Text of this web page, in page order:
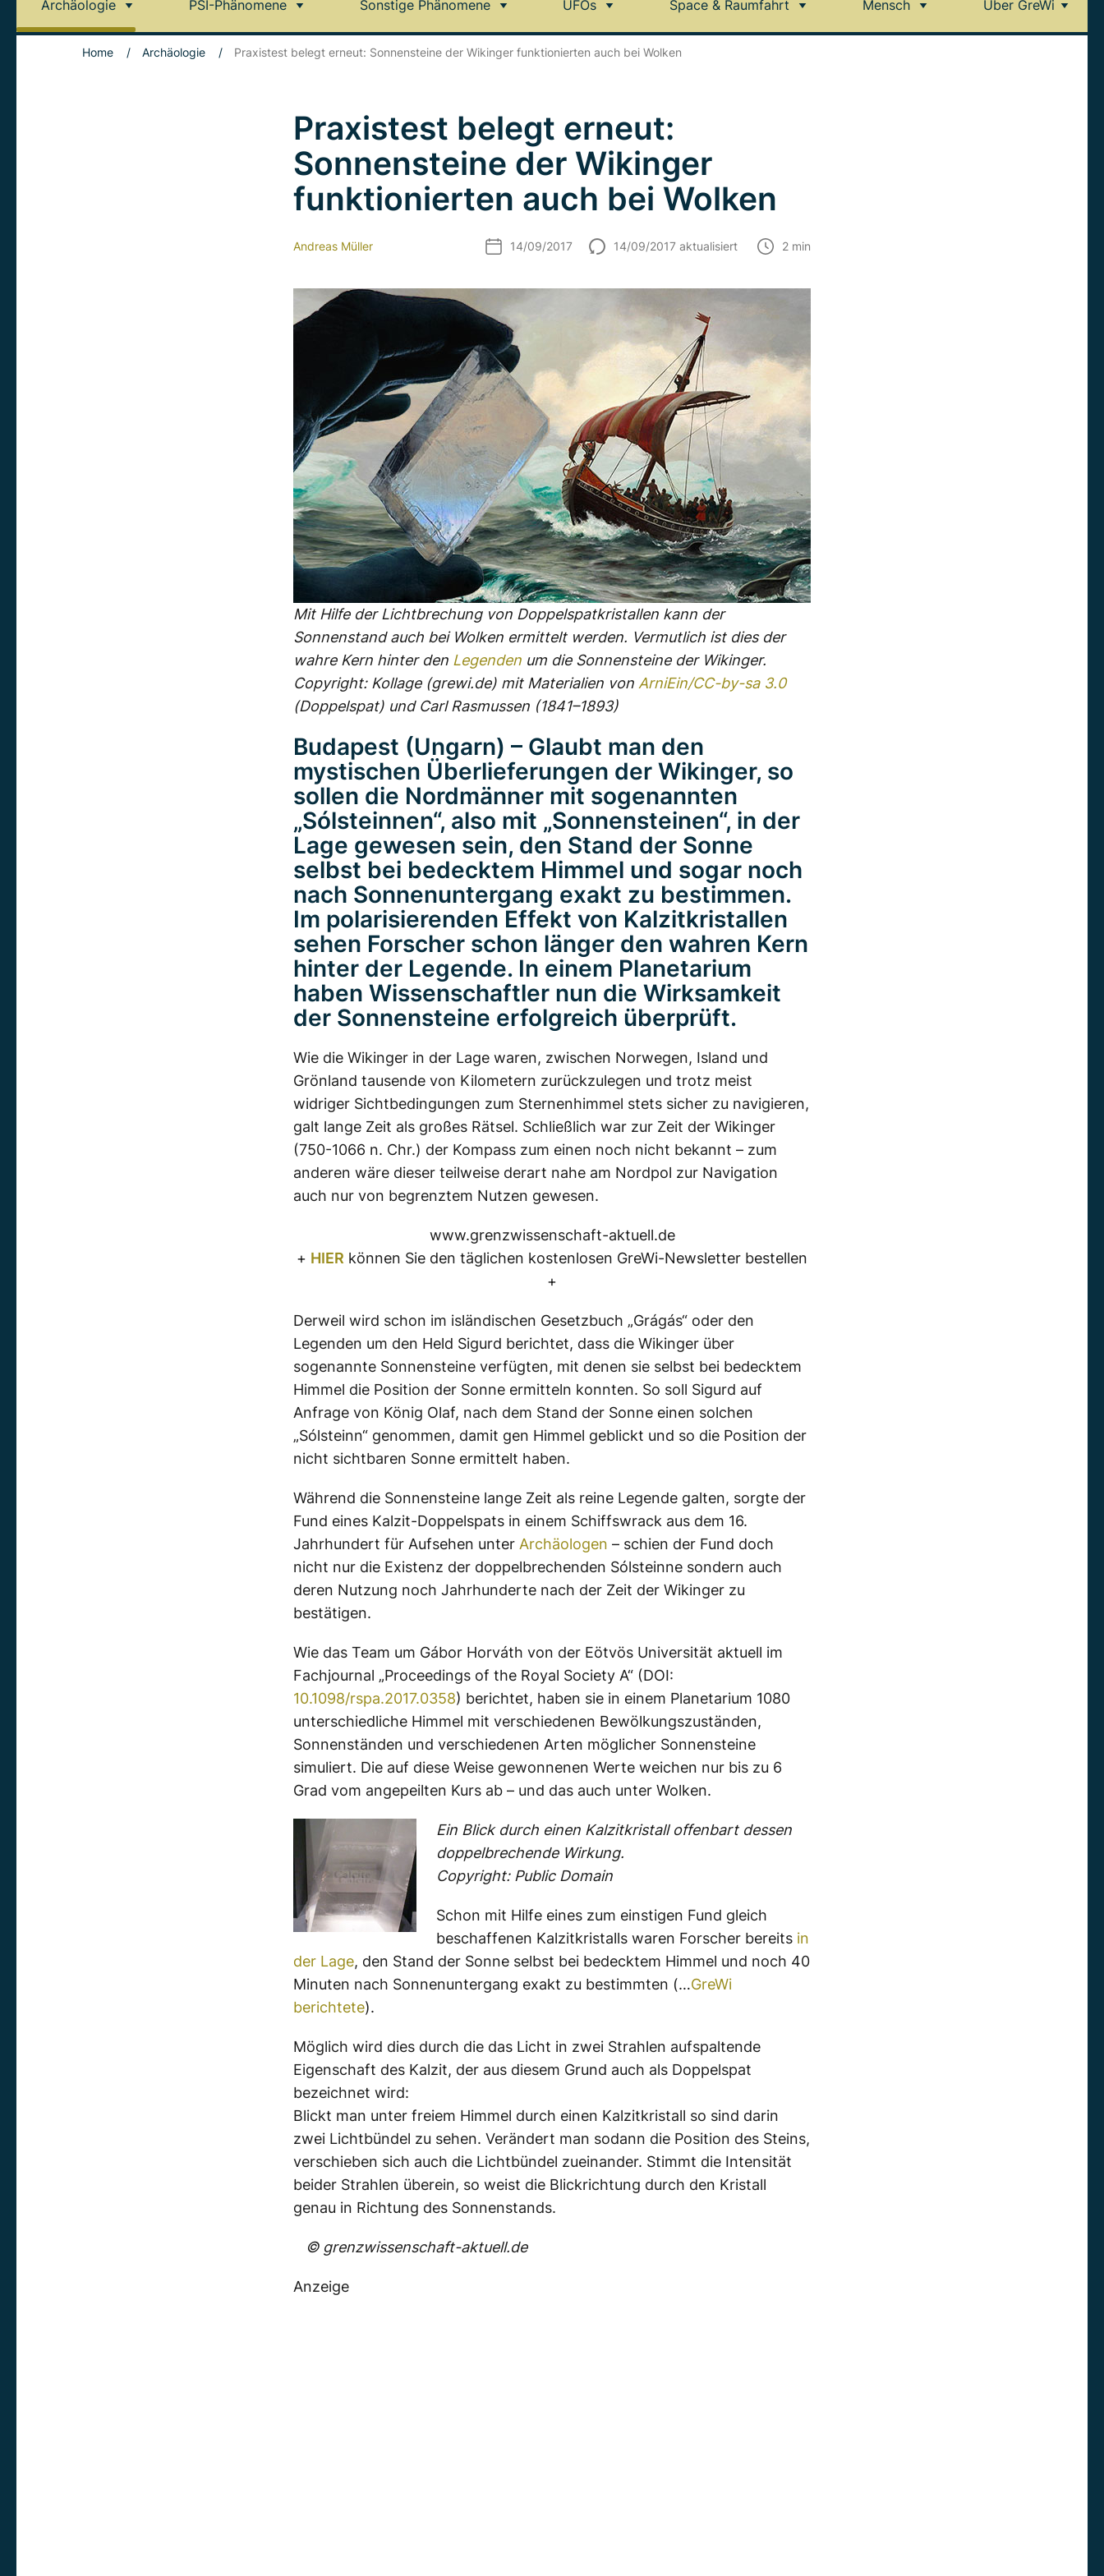
Archäologie PSI-Phänomene Sonstige Phänomene UFOs Space & Raumfahrt Mensch Über GreWi
Home / Archäologie / Praxistest belegt erneut: Sonnensteine der Wikinger funktionierten auch bei Wolken
Praxistest belegt erneut:
Sonnensteine der Wikinger
funktionierten auch bei Wolken
Andreas Müller 14/09/2017 14/09/2017 aktualisiert 2 min
Mit Hilfe der Lichtbrechung von Doppelspatkristallen kann der
Sonnenstand auch bei Wolken ermittelt werden. Vermutlich ist dies der
wahre Kern hinter den Legenden um die Sonnensteine der Wikinger.
Copyright: Kollage (grewi.de) mit Materialien von ArniEin/CC-by-sa 3.0
(Doppelspat) und Carl Rasmussen (1841–1893)
Budapest (Ungarn) – Glaubt man den
mystischen Überlieferungen der Wikinger, so
sollen die Nordmänner mit sogenannten
„Sólsteinnen“, also mit „Sonnensteinen“, in der
Lage gewesen sein, den Stand der Sonne
selbst bei bedecktem Himmel und sogar noch
nach Sonnenuntergang exakt zu bestimmen.
Im polarisierenden Effekt von Kalzitkristallen
sehen Forscher schon länger den wahren Kern
hinter der Legende. In einem Planetarium
haben Wissenschaftler nun die Wirksamkeit
der Sonnensteine erfolgreich überprüft.
Wie die Wikinger in der Lage waren, zwischen Norwegen, Island und
Grönland tausende von Kilometern zurückzulegen und trotz meist
widriger Sichtbedingungen zum Sternenhimmel stets sicher zu navigieren,
galt lange Zeit als großes Rätsel. Schließlich war zur Zeit der Wikinger
(750-1066 n. Chr.) der Kompass zum einen noch nicht bekannt – zum
anderen wäre dieser teilweise derart nahe am Nordpol zur Navigation
auch nur von begrenztem Nutzen gewesen.
www.grenzwissenschaft-aktuell.de
+ HIER können Sie den täglichen kostenlosen GreWi-Newsletter bestellen
+
Derweil wird schon im isländischen Gesetzbuch „Grágás“ oder den
Legenden um den Held Sigurd berichtet, dass die Wikinger über
sogenannte Sonnensteine verfügten, mit denen sie selbst bei bedecktem
Himmel die Position der Sonne ermitteln konnten. So soll Sigurd auf
Anfrage von König Olaf, nach dem Stand der Sonne einen solchen
„Sólsteinn“ genommen, damit gen Himmel geblickt und so die Position der
nicht sichtbaren Sonne ermittelt haben.
Während die Sonnensteine lange Zeit als reine Legende galten, sorgte der
Fund eines Kalzit-Doppelspats in einem Schiffswrack aus dem 16.
Jahrhundert für Aufsehen unter Archäologen – schien der Fund doch
nicht nur die Existenz der doppelbrechenden Sólsteinne sondern auch
deren Nutzung noch Jahrhunderte nach der Zeit der Wikinger zu
bestätigen.
Wie das Team um Gábor Horváth von der Eötvös Universität aktuell im
Fachjournal „Proceedings of the Royal Society A“ (DOI:
10.1098/rspa.2017.0358) berichtet, haben sie in einem Planetarium 1080
unterschiedliche Himmel mit verschiedenen Bewölkungszuständen,
Sonnenständen und verschiedenen Arten möglicher Sonnensteine
simuliert. Die auf diese Weise gewonnenen Werte weichen nur bis zu 6
Grad vom angepeilten Kurs ab – und das auch unter Wolken.
Ein Blick durch einen Kalzitkristall offenbart dessen
doppelbrechende Wirkung.
Copyright: Public Domain
Schon mit Hilfe eines zum einstigen Fund gleich
beschaffenen Kalzitkristalls waren Forscher bereits in
der Lage, den Stand der Sonne selbst bei bedecktem Himmel und noch 40
Minuten nach Sonnenuntergang exakt zu bestimmten (…GreWi
berichtete).
Möglich wird dies durch die das Licht in zwei Strahlen aufspaltende
Eigenschaft des Kalzit, der aus diesem Grund auch als Doppelspat
bezeichnet wird:
Blickt man unter freiem Himmel durch einen Kalzitkristall so sind darin
zwei Lichtbündel zu sehen. Verändert man sodann die Position des Steins,
verschieben sich auch die Lichtbündel zueinander. Stimmt die Intensität
beider Strahlen überein, so weist die Blickrichtung durch den Kristall
genau in Richtung des Sonnenstands.
© grenzwissenschaft-aktuell.de
Anzeige